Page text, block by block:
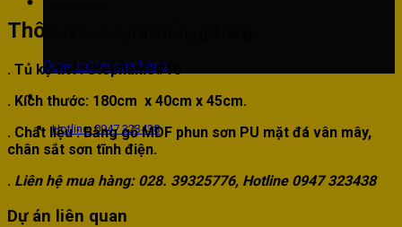
Quay trở lại cửa hàng
Hotline: 0947 323438
Thông tin sản phẩm
. Tủ kệ tivi : Stephanie#16
. Kích thước: 180cm x 40cm x 45cm.
. Chất liệu : Bằng gỗ MDF phun sơn PU mặt đá vân mây,
chân sắt sơn tĩnh điện.
. Liên hệ mua hàng: 028. 39325776, Hotline 0947 323438
Dự án liên quan